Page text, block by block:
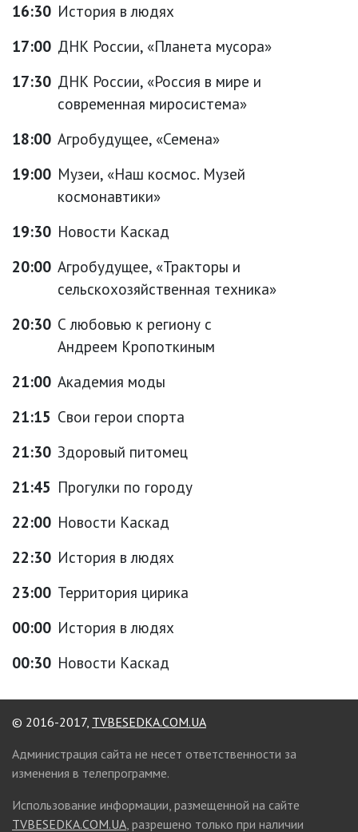
16:30 История в людях
17:00 ДНК России, «Планета мусора»
17:30 ДНК России, «Россия в мире и
современная миросистема»
18:00 Агробудущее, «Семена»
19:00 Музеи, «Наш космос. Музей
космонавтики»
19:30 Новости Каскад
20:00 Агробудущее, «Тракторы и
сельскохозяйственная техника»
20:30 С любовью к региону с
Андреем Кропоткиным
21:00 Академия моды
21:15 Свои герои спорта
21:30 Здоровый питомец
21:45 Прогулки по городу
22:00 Новости Каскад
22:30 История в людях
23:00 Территория цирика
00:00 История в людях
00:30 Новости Каскад
© 2016-2017, TVBESEDKA.COM.UA
Администрация сайта не несет ответственности за
изменения в телепрограмме.
Использование информации, размещенной на сайте
TVBESEDKA.COM.UA, разрешено только при наличии